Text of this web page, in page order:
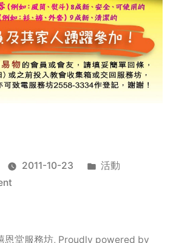
2011-10-23
Posted
活動
on
服
恩堂服務坊, Proudly powered by